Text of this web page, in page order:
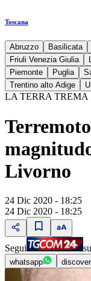
Toscana
Abruzzo Basilicata
Friuli Venezia Giulia
Piemonte
Puglia
Trentino alto Adige
LA TERRA TREMA
Livorno
24 Dic 2020 - 18:25
24 Dic 2020 - 18:25
Segui su
whatsapp discover